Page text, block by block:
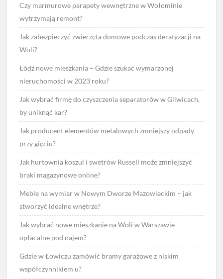
Czy marmurowe parapety wewnętrzne w Wołominie
wytrzymają remont?
Jak zabezpieczyć zwierzęta domowe podczas deratyzacji na
Woli?
Łódź nowe mieszkania – Gdzie szukać wymarzonej
nieruchomości w 2023 roku?
Jak wybrać firmę do czyszczenia separatorów w Gliwicach,
by uniknąć kar?
Jak producent elementów metalowych zmniejszy odpady
przy gięciu?
Jak hurtownia koszul i swetrów Russell może zmniejszyć
braki magazynowe online?
Meble na wymiar w Nowym Dworze Mazowieckim – jak
stworzyć idealne wnętrze?
Jak wybrać nowe mieszkanie na Woli w Warszawie
opłacalne pod najem?
Gdzie w Łowiczu zamówić bramy garażowe z niskim
współczynnikiem u?